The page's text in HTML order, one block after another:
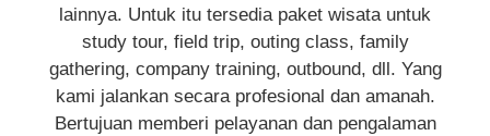
lainnya. Untuk itu tersedia paket wisata untuk
study tour, field trip, outing class, family
gathering, company training, outbound, dll. Yang
kami jalankan secara profesional dan amanah.
Bertujuan memberi pelayanan dan pengalaman